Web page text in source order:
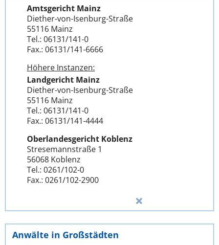
Amtsgericht Mainz
Diether-von-Isenburg-Straße
55116 Mainz
Tel.: 06131/141-0
Fax.: 06131/141-6666
Höhere Instanzen:
Landgericht Mainz
Diether-von-Isenburg-Straße
55116 Mainz
Tel.: 06131/141-0
Fax.: 06131/141-4444
Oberlandesgericht Koblenz
Stresemannstraße 1
56068 Koblenz
Tel.: 0261/102-0
Fax.: 0261/102-2900
Anwälte in Großstädten